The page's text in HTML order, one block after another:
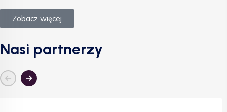
Zobacz więcej
Nasi partnerzy